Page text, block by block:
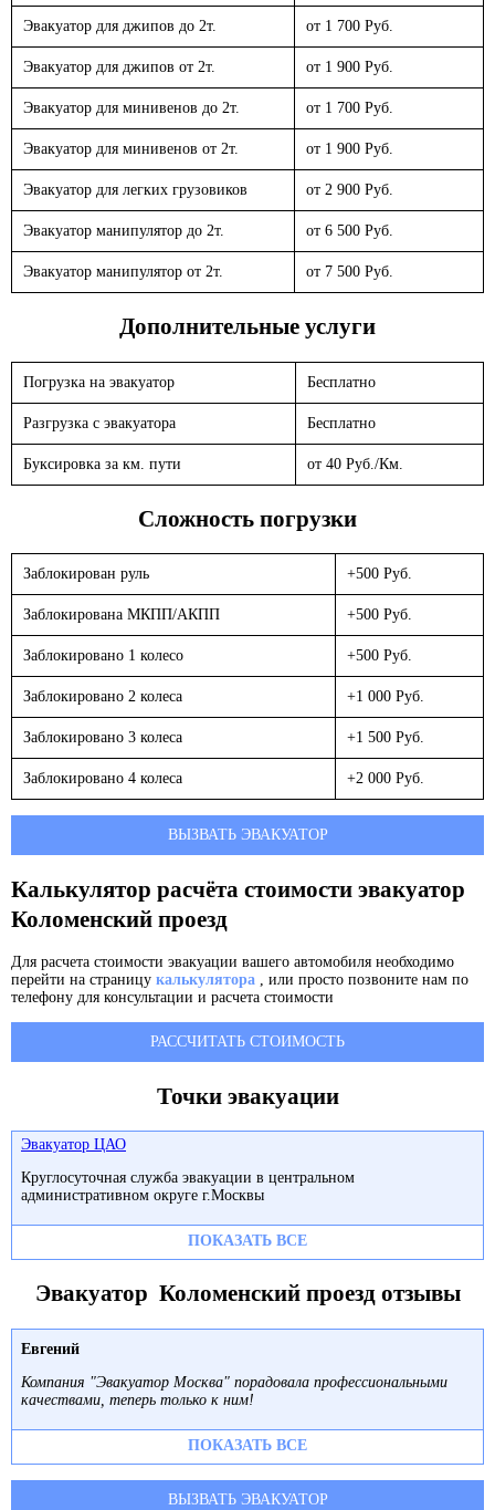
Эвакуатор для джипов до 2т. от 1 700 Руб.
Эвакуатор для джипов от 2т. от 1 900 Руб.
Эвакуатор для минивенов до 2т. от 1 700 Руб.
Эвакуатор для минивенов от 2т. от 1 900 Руб.
Эвакуатор для легких грузовиков от 2 900 Руб.
Эвакуатор манипулятор до 2т. от 6 500 Руб.
Эвакуатор манипулятор от 2т. от 7 500 Руб.
Дополнительные услуги
Погрузка на эвакуатор Бесплатно
Разгрузка с эвакуатора Бесплатно
Буксировка за км. пути от 40 Руб./Км.
Сложность погрузки
Заблокирован руль +500 Руб.
Заблокирована МКПП/АКПП +500 Руб.
Заблокировано 1 колесо +500 Руб.
Заблокировано 2 колеса +1 000 Руб.
Заблокировано 3 колеса +1 500 Руб.
Заблокировано 4 колеса +2 000 Руб.
ВЫЗВАТЬ ЭВАКУАТОР
Калькулятор расчёта стоимости эвакуатор
Коломенский проезд
Для расчета стоимости эвакуации вашего автомобиля необходимо
перейти на страницу калькулятора , или просто позвоните нам по
телефону для консультации и расчета стоимости
РАССЧИТАТЬ СТОИМОСТЬ
Точки эвакуации
Эвакуатор ЦАО
Круглосуточная служба эвакуации в центральном
административном округе г.Москвы
ПОКАЗАТЬ ВСЕ
Эвакуатор Коломенский проезд отзывы
Евгений
Компания "Эвакуатор Москва" порадовала профессиональными
качествами, теперь только к ним!
ПОКАЗАТЬ ВСЕ
ВЫЗВАТЬ ЭВАКУАТОР